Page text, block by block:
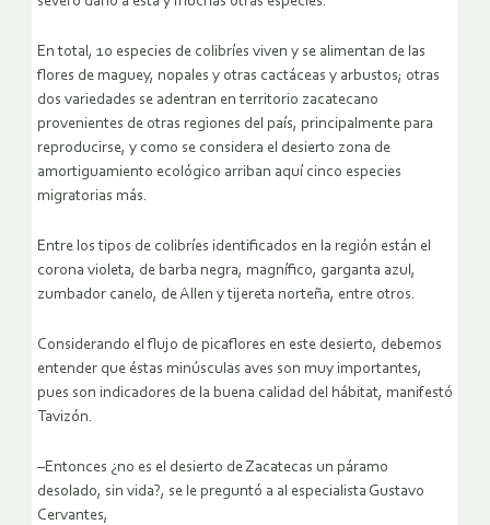
En total, 10 especies de colibríes viven y se alimentan de las
flores de maguey, nopales y otras cactáceas y arbustos; otras
dos variedades se adentran en territorio zacatecano
provenientes de otras regiones del país, principalmente para
reproducirse, y como se considera el desierto zona de
amortiguamiento ecológico arriban aquí cinco especies
migratorias más.
Entre los tipos de colibríes identificados en la región están el
corona violeta, de barba negra, magnífico, garganta azul,
zumbador canelo, de Allen y tijereta norteña, entre otros.
Considerando el flujo de picaflores en este desierto, debemos
entender que éstas minúsculas aves son muy importantes,
pues son indicadores de la buena calidad del hábitat, manifestó
Tavizón.
–Entonces ¿no es el desierto de Zacatecas un páramo
desolado, sin vida?, se le preguntó a al especialista Gustavo
Cervantes,